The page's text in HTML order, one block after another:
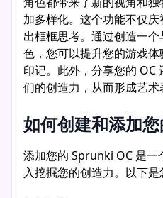
加多样化。这个功能不仅
出框框思考。通过创造一
色，您可以提升您的游戏
印记。此外，分享您的 OC
们的创造力，从而形成艺术
如何创建和添加
添加您的 Sprunki OC 是一
入挖掘您的创造力。以下是